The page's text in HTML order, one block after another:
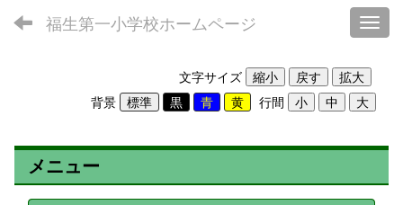
福生第一小学校ホームページ
文字サイズ
背景
行間
メニュー